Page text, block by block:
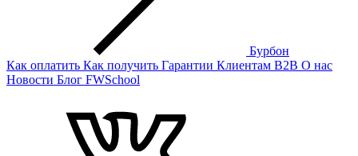
Бурбон
Как оплатить Как получить Гарантии Клиентам B2B О нас
Новости Блог FWSchool